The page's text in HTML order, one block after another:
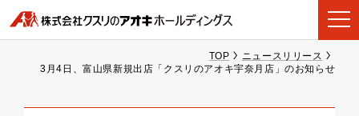
TOP
ニュースリリース
3月4日、富山県新規出店「クスリのアオキ宇奈月店」のお知らせ